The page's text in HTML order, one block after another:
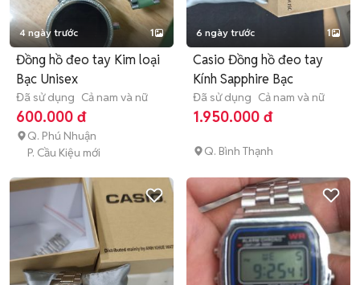
4 ngày trước 1
Đồng hồ đeo tay Kim loại
Bạc Unisex
Đã sử dụng Cả nam và nữ
600.000 đ
Q. Phú Nhuận
P. Cầu Kiệu mới
6 ngày trước 1
Casio Đồng hồ đeo tay
Kính Sapphire Bạc
Đã sử dụng Cả nam và nữ
1.950.000 đ
Q. Bình Thạnh